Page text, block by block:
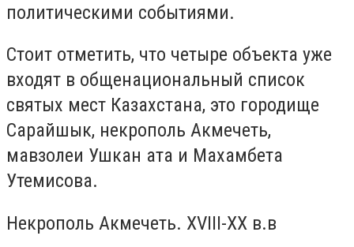
политическими событиями.
Стоит отметить, что четыре объекта уже
входят в общенациональный список
святых мест Казахстана, это городище
Сарайшык, некрополь Акмечеть,
мавзолеи Ушкан ата и Махамбета
Утемисова.
Некрополь Акмечеть. XVIII-XX в.в